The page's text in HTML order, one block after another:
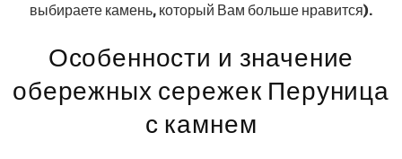
выбираете камень, который Вам больше нравится).
Особенности и значение
обережных сережек Перуница
с камнем